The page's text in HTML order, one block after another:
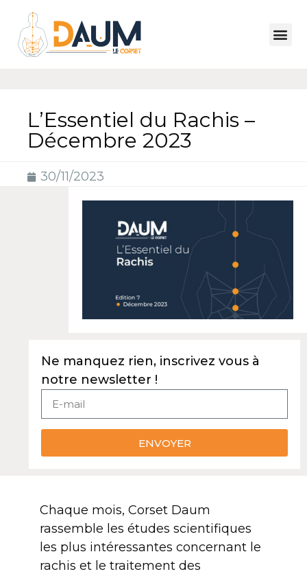
L’Essentiel du Rachis –
Décembre 2023
30/11/2023
Ne manquez rien, inscrivez vous à
notre newsletter !
ENVOYER
Chaque mois, Corset Daum
rassemble les études scientifiques
les plus intéressantes concernant le
rachis et le traitement des